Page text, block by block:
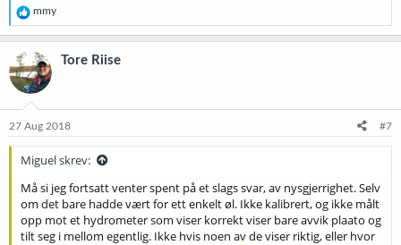
R
e
a
k
s
j
o
e
mmy
Tore Riise
27 Aug 2018 #7
Miguel skrev:
Må si jeg fortsatt venter spent på et slags svar, av nysgjerrighet. Selv
om det bare hadde vært for ett enkelt øl. Ikke kalibrert, og ikke målt
opp mot et hydrometer som viser korrekt viser bare avvik plaato og
tilt seg i mellom egentlig. Ikke hvis noen av de viser riktig, eller hvor